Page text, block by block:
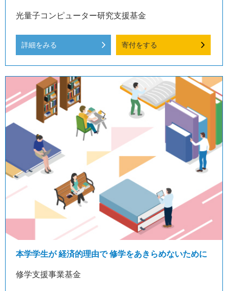
光量子コンピューター研究支援基金
詳細をみる 寄付をする
本学学生が 経済的理由で 修学をあきらめないために
修学支援事業基金